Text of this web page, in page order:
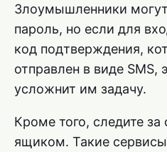
Злоумышленники
пароль, но если для
код подтверждения,
отправлен в виде SMS,
усложнит им задачу.
Кроме того, следите
ящиком. Такие